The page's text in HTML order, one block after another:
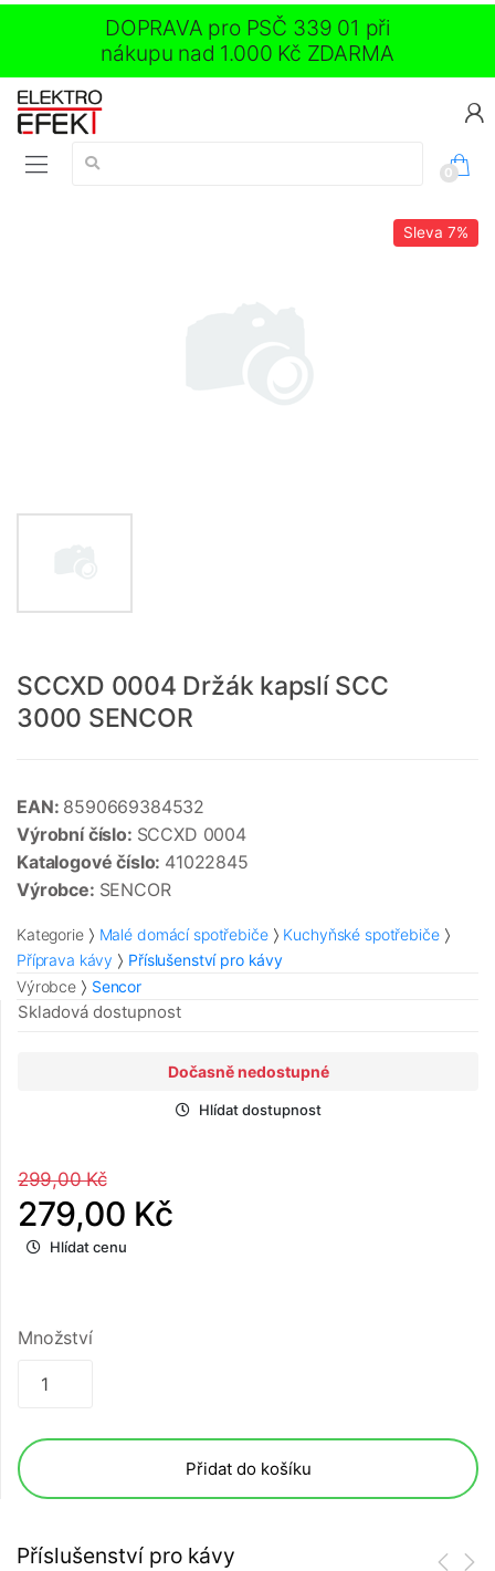
DOPRAVA pro PSČ 339 01 při
nákupu nad 1.000 Kč ZDARMA
Vyhledávání:
0
Sleva 7%
SCCXD 0004 Držák kapslí SCC
3000 SENCOR
EAN: 8590669384532
Výrobní číslo: SCCXD 0004
Katalogové číslo: 41022845
Výrobce: SENCOR
Kategorie Malé domácí spotřebiče
Kuchyňské spotřebiče
Příprava kávy
Příslušenství pro kávy
Výrobce
Sencor
Skladová dostupnost
Dočasně nedostupné
Hlídat dostupnost
299,00 Kč
279,00 Kč
Hlídat cenu
Množství
Přidat do košíku
Příslušenství pro kávy